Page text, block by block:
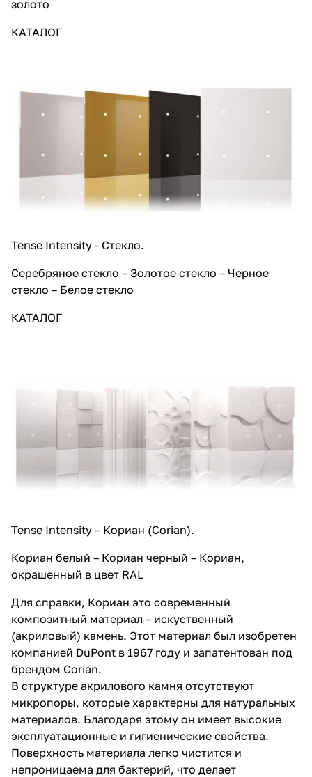
золото
КАТАЛОГ
Tense Intensity - Стекло.
Серебряное стекло – Золотое стекло – Черное
стекло – Белое стекло
КАТАЛОГ
Tense Intensity – Кориан (Corian).
Кориан белый – Кориан черный – Кориан,
окрашенный в цвет RAL
Для справки, Кориан это современный
композитный материал – искуственный
(акриловый) камень. Этот материал был изобретен
компанией DuPont в 1967 году и запатентован под
брендом Corian.
В структуре акрилового камня отсутствуют
микропоры, которые характерны для натуральных
материалов. Благодаря этому он имеет высокие
эксплуатационные и гигиенические свойства.
Поверхность материала легко чистится и
непроницаема для бактерий, что делает